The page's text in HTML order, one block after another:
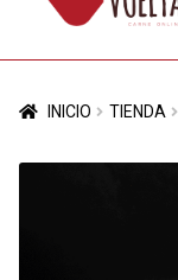
navegación
Quiénes somos
Ternera
INICIO TIENDA